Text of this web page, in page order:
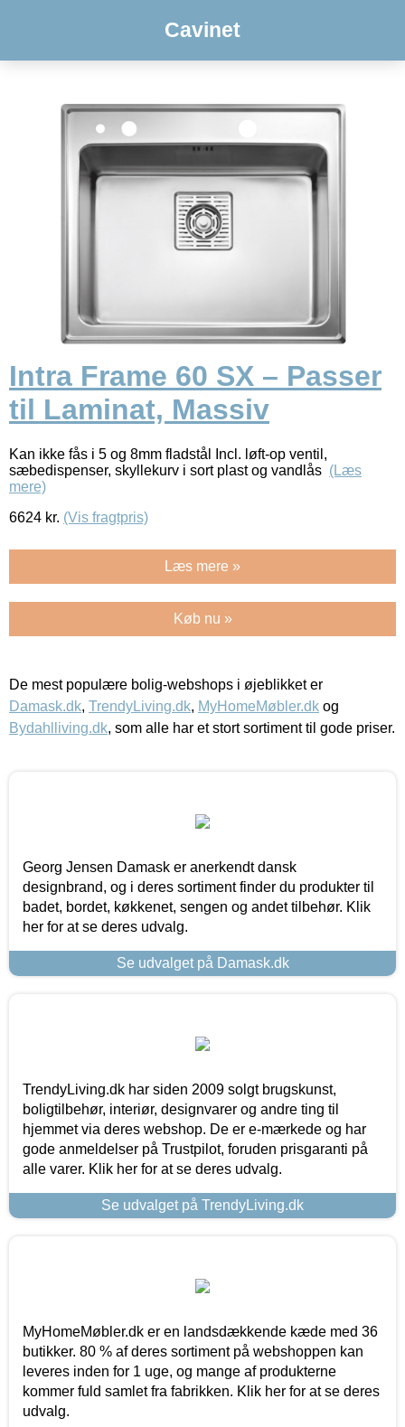
Cavinet
Intra Frame 60 SX – Passer
til Laminat, Massiv
Kan ikke fås i 5 og 8mm fladstål Incl. løft-op ventil,
sæbedispenser, skyllekurv i sort plast og vandlås (Læs
mere)
6624 kr. (Vis fragtpris)
Læs mere »
Køb nu »
De mest populære bolig-webshops i øjeblikket er
Damask.dk, TrendyLiving.dk, MyHomeMøbler.dk og
Bydahlliving.dk, som alle har et stort sortiment til gode priser.
Georg Jensen Damask er anerkendt dansk
designbrand, og i deres sortiment finder du produkter til
badet, bordet, køkkenet, sengen og andet tilbehør. Klik
her for at se deres udvalg.
Se udvalget på Damask.dk
TrendyLiving.dk har siden 2009 solgt brugskunst,
boligtilbehør, interiør, designvarer og andre ting til
hjemmet via deres webshop. De er e-mærkede og har
gode anmeldelser på Trustpilot, foruden prisgaranti på
alle varer. Klik her for at se deres udvalg.
Se udvalget på TrendyLiving.dk
MyHomeMøbler.dk er en landsdækkende kæde med 36
butikker. 80 % af deres sortiment på webshoppen kan
leveres inden for 1 uge, og mange af produkterne
kommer fuld samlet fra fabrikken. Klik her for at se deres
udvalg.